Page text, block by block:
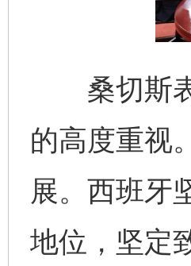
桑切斯表
的高度重视
展。西班牙
地位，坚定